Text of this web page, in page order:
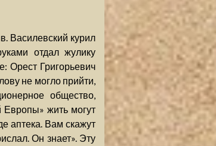
Василевский курил
отдал жулику
Орест Григорьевич
не могло прийти,
общество,
Европы» жить могут
аптека. Вам скажут
Он знает». Эту